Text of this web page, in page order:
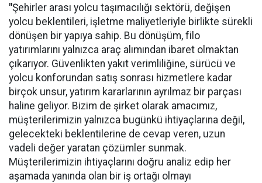
"Şehirler arası yolcu taşımacılığı sektörü, değişen
yolcu beklentileri, işletme maliyetleriyle birlikte sürekli
dönüşen bir yapıya sahip. Bu dönüşüm, filo
yatırımlarını yalnızca araç alımından ibaret olmaktan
çıkarıyor. Güvenlikten yakıt verimliliğine, sürücü ve
yolcu konforundan satış sonrası hizmetlere kadar
birçok unsur, yatırım kararlarının ayrılmaz bir parçası
haline geliyor. Bizim de şirket olarak amacımız,
müşterilerimizin yalnızca bugünkü ihtiyaçlarına değil,
gelecekteki beklentilerine de cevap veren, uzun
vadeli değer yaratan çözümler sunmak.
Müşterilerimizin ihtiyaçlarını doğru analiz edip her
aşamada yanında olan bir iş ortağı olmayı